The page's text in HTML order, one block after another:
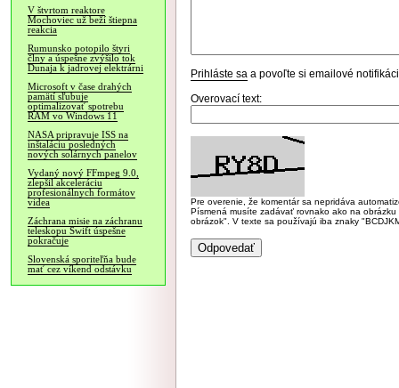
V štvrtom reaktore
Mochoviec už beží štiepna
reakcia
Rumunsko potopilo štyri
člny a úspešne zvýšilo tok
Dunaja k jadrovej elektrárni
Microsoft v čase drahých
pamätí sľubuje
optimalizovať spotrebu
RAM vo Windows 11
NASA pripravuje ISS na
inštaláciu posledných
nových solárnych panelov
Vydaný nový FFmpeg 9.0,
zlepšil akceleráciu
profesionálnych formátov
videa
Záchrana misie na záchranu
teleskopu Swift úspešne
pokračuje
Slovenská sporiteľňa bude
mať cez víkend odstávku
Prihláste sa a povoľte si emailové
Overovací text:
Pre overenie, že komentár sa nepridáva
Písmená musíte zadávať rovnako ako na
obrázok". V texte sa používajú iba znaky